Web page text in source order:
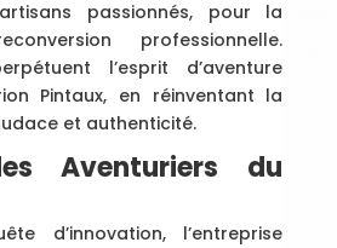
passionnés, pour la
professionnelle.
l’esprit d’aventure
Pintaux, en réinventant la
et authenticité.
Aventuriers du
d’innovation, l’entreprise